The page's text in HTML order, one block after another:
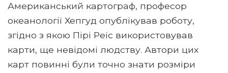
Американський картограф, професор
океанології Хепгуд опублікував роботу,
згідно з якою Пірі Реїс використовував
карти, ще невідомі людству. Автори цих
карт повинні були точно знати розміри